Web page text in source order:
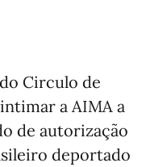
Circulo de
a AIMA a
de autorização
deportado